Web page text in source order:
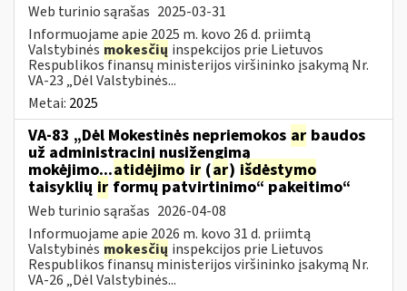
Web turinio sąrašas 2025-03-31
Informuojame apie 2025 m. kovo 26 d. priimtą
Valstybinės mokesčių inspekcijos prie Lietuvos
Respublikos finansų ministerijos viršininko įsakymą Nr.
VA-23 „Dėl Valstybinės...
Metai: 2025
VA-83 „Dėl Mokestinės nepriemokos ar baudos
už administracinį nusižengimą
mokėjimo...atidėjimo ir (ar) išdėstymo
taisyklių ir formų patvirtinimo“ pakeitimo“
Web turinio sąrašas 2026-04-08
Informuojame apie 2026 m. kovo 31 d. priimtą
Valstybinės mokesčių inspekcijos prie Lietuvos
Respublikos finansų ministerijos viršininko įsakymą Nr.
VA-26 „Dėl Valstybinės...